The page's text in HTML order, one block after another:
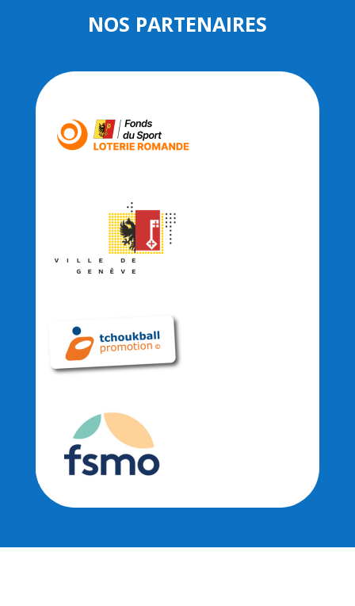
NOS PARTENAIRES